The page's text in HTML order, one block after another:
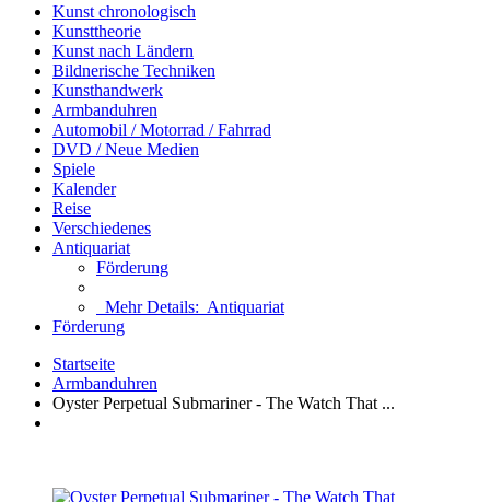
Kunst chronologisch
Kunsttheorie
Kunst nach Ländern
Bildnerische Techniken
Kunsthandwerk
Armbanduhren
Automobil / Motorrad / Fahrrad
DVD / Neue Medien
Spiele
Kalender
Reise
Verschiedenes
Antiquariat
Förderung
Mehr Details: Antiquariat
Förderung
Startseite
Armbanduhren
Oyster Perpetual Submariner - The Watch That ...